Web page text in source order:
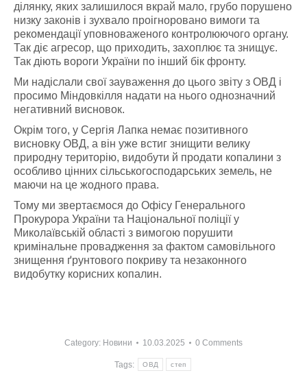
ділянку, яких залишилося вкрай мало, грубо порушено
низку законів і зухвало проігноровано вимоги та
рекомендації уповноваженого контролюючого органу.
Так діє агресор, що приходить, захоплює та знищує.
Так діють вороги України по інший бік фронту.
Ми надіслали свої зауваження до цього звіту з ОВД і
просимо Міндовкілля надати на нього однозначний
негативний висновок.
Окрім того, у Сергія Лапка немає позитивного
висновку ОВД, а він уже встиг знищити велику
природну територію, видобути й продати копалини з
особливо цінних сільськогосподарських земель, не
маючи на це жодного права.
Тому ми звертаємося до Офісу Генерального
Прокурора України та Національної поліції у
Миколаївській області з вимогою порушити
кримінальне провадження за фактом самовільного
знищення ґрунтового покриву та незаконного
видобутку корисних копалин.
Category: Новини 10.03.2025 0 Comments
Tags: ОВД степ